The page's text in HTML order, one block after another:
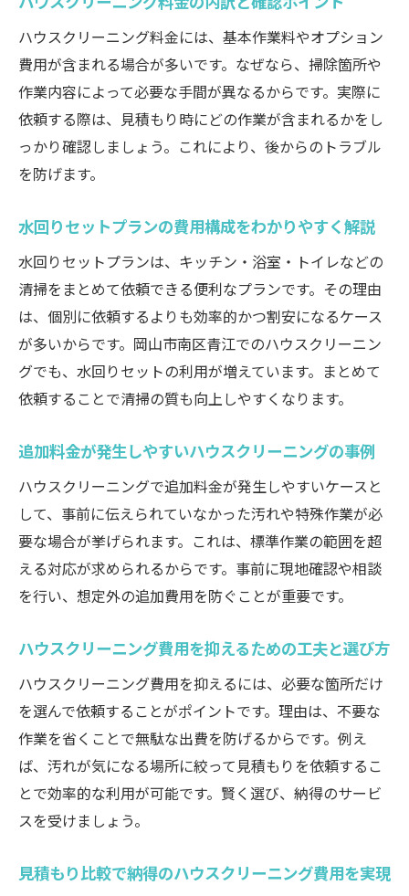
ハウスクリーニング料金には、基本作業料やオプション
費用が含まれる場合が多いです。なぜなら、掃除箇所や
作業内容によって必要な手間が異なるからです。実際に
依頼する際は、見積もり時にどの作業が含まれるかをし
っかり確認しましょう。これにより、後からのトラブル
を防げます。
水回りセットプランの費用構成をわかりやすく解説
水回りセットプランは、キッチン・浴室・トイレなどの
清掃をまとめて依頼できる便利なプランです。その理由
は、個別に依頼するよりも効率的かつ割安になるケース
が多いからです。岡山市南区青江でのハウスクリーニン
グでも、水回りセットの利用が増えています。まとめて
依頼することで清掃の質も向上しやすくなります。
追加料金が発生しやすいハウスクリーニングの事例
ハウスクリーニングで追加料金が発生しやすいケースと
して、事前に伝えられていなかった汚れや特殊作業が必
要な場合が挙げられます。これは、標準作業の範囲を超
える対応が求められるからです。事前に現地確認や相談
を行い、想定外の追加費用を防ぐことが重要です。
ハウスクリーニング費用を抑えるための工夫と選び方
ハウスクリーニング費用を抑えるには、必要な箇所だけ
を選んで依頼することがポイントです。理由は、不要な
作業を省くことで無駄な出費を防げるからです。例え
ば、汚れが気になる場所に絞って見積もりを依頼するこ
とで効率的な利用が可能です。賢く選び、納得のサービ
スを受けましょう。
見積もり比較で納得のハウスクリーニング費用を実現